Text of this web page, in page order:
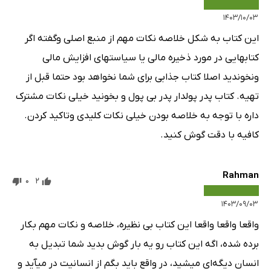
۱۴۰۳/۱۰/۰۳
این کتاب به شکل خلاصه نکات مهم از منبع اصلی وگفته اگر
کتابهایی در مورد ذخیره مالی یا سیاستهای افزایش مالی
ونخوندید اصلا کتاب جذابی برای شما نخواهد بود حتما قبل از
تهیه. کتاب پدر پولدار پدر بی پول و بخونید خیلی نکات مشترک
داره با توجه به خلاصه بودن خیلی نکات کلیدی وتاکید کردن.
کافیه با دقت گوش کنید.
Rahman
۱۴۰۳/۰۹/۰۳
2
0
واقعا واقعا واقعا این کتاب بی نظیره، خلاصه و نکات مهم بکار
برده شده، اگه این کتاب رو یه بار گوش بدید شما تبدیل به
انسان دیگه‌ای میشید، در واقع باید بگم از انسانیت در میآید و